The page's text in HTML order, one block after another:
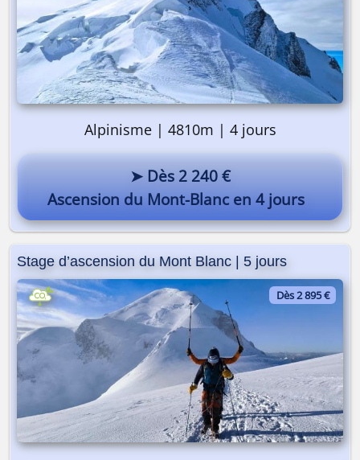
On y va ? 🎒
Alpinisme | 4810m | 4 jours
➤ Dès 2 240 €
Ascension du Mont-Blanc en 4 jours
Stage d’ascension du Mont Blanc | 5 jours
Dès 2 895 €